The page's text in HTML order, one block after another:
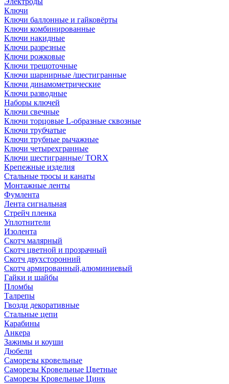
Ключи
Ключи баллонные и гайковёрты
Ключи комбинированные
Ключи накидные
Ключи разрезные
Ключи рожковые
Ключи трещоточные
Ключи шарнирные /шестигранные
Ключи динамометрические
Ключи разводные
Наборы ключей
Ключи свечные
Ключи торцовые L-образные сквозные
Ключи трубчатые
Ключи трубные рычажные
Ключи четырехгранные
Ключи шестигранные/ TORX
Крепежные изделия
Стальные тросы и канаты
Монтажные ленты
Фумлента
Лента сигнальная
Стрейч пленка
Уплотнители
Изолента
Скотч малярный
Скотч цветной и прозрачный
Скотч двухсторонний
Скотч армированный,алюминиевый
Гайки и шайбы
Пломбы
Талрепы
Гвозди декоративные
Стальные цепи
Карабины
Анкера
Зажимы и коуши
Дюбели
Саморезы кровельные
Саморезы Кровельные Цветные
Саморезы Кровельные Цинк